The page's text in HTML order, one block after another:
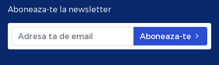
Aboneaza-te la newsletter
Aboneaza-te